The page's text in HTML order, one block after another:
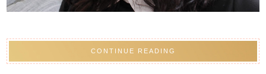
CONTINUE READING